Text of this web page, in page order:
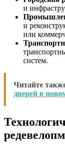
и
и
или
систем.
Читайте
дверей в